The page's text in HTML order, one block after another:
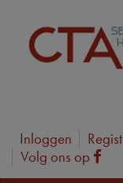
Inloggen
Volg ons op